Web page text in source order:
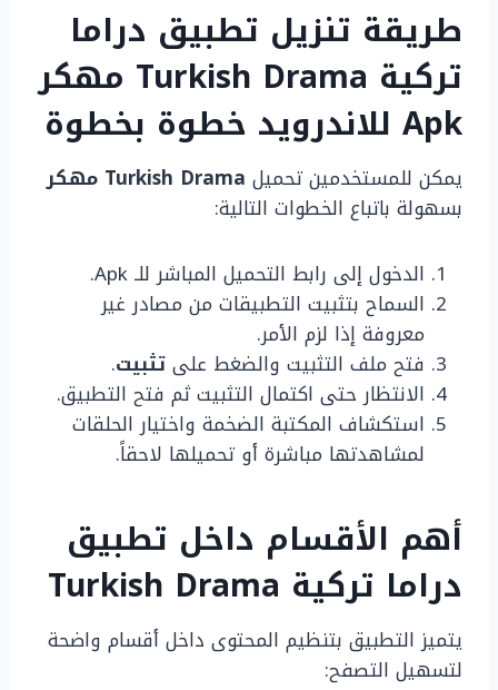
طريقة تنزيل تطبيق دراما
تركية Turkish Drama مهكر
Apk للاندرويد خطوة بخطوة
يمكن للمستخدمين تحميل Turkish Drama مهكر
بسهولة باتباع الخطوات التالية:
الدخول إلى رابط التحميل المباشر للـ Apk.
السماح بتثبيت التطبيقات من مصادر غير
معروفة إذا لزم الأمر.
فتح ملف التثبيت والضغط علىتثبيت.
الانتظار حتى اكتمال التثبيت ثم فتح التطبيق.
استكشاف المكتبة الضخمة واختيار الحلقات
لمشاهدتها مباشرة أو تحميلها لاحقاً.
أهم الأقسام داخل تطبيق
دراما تركية Turkish Drama
يتميز التطبيق بتنظيم المحتوى داخل أقسام واضحة
لتسهيل التصفح: